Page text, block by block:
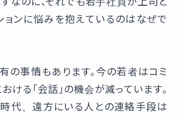
ョンに悩みを抱えているのはなぜで
の事情もあります。今の若者はコミ
ける「会話」の機会が減っています。
代、遠方にいる人との連絡手段は